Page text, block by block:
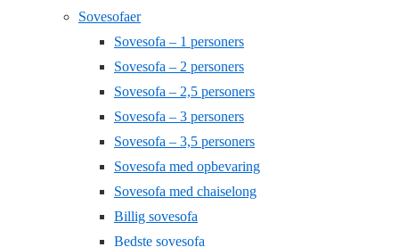
Sovesofaer
Sovesofa – 1 personers
Sovesofa – 2 personers
Sovesofa – 2,5 personers
Sovesofa – 3 personers
Sovesofa – 3,5 personers
Sovesofa med opbevaring
Sovesofa med chaiselong
Billig sovesofa
Bedste sovesofa